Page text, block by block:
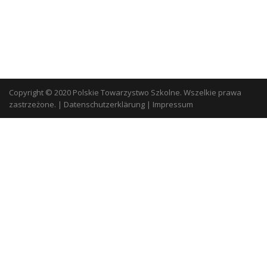
Copyright © 2020 Polskie Towarzystwo Szkolne. Wszelkie prawa
zastrzeżone. | Datenschutzerklärung | Impressum